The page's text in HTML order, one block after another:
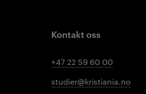
Kontakt oss
+47 22 59 60 00
studier@kristiania.no